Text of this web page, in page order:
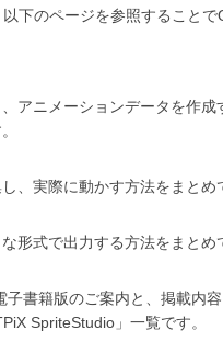
下のページを参照すること
アニメーションデータを作
、実際に動かす方法をまとめ
形式で出力する方法をまとめ
子書籍版のご案内と、掲載内
SpriteStudio」一覧です。